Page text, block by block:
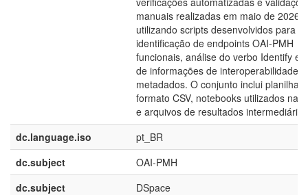
manuais realizadas em maio de 2026
utilizando scripts desenvolvidos para
identificação de endpoints OAI-PMH
funcionais, análise do verbo Identify e
de informações de interoperabilidade e
metadados. O conjunto inclui planilhas
formato CSV, notebooks utilizados na
e arquivos de resultados
dc.language.iso
pt_BR
dc.subject
OAI-PMH
dc.subject
DSpace